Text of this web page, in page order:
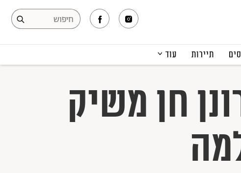
תיירות עוד
תרבות ופנאי
תוכן מקודם
חן משיק